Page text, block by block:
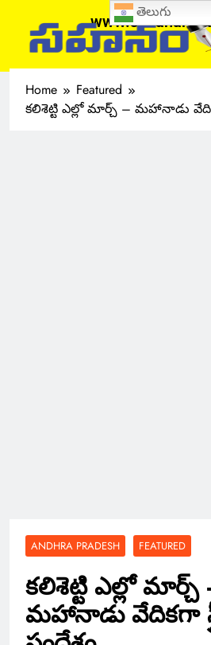
Home
Featured
కలిశెట్టి ఎల్లో మార్చ్ – మహానాడు వేదికగా
ANDHRA PRADESH FEATURED
కలిశెట్టి ఎల్లో మార్చ్
మహానాడు వేదికగా
తెలుగు